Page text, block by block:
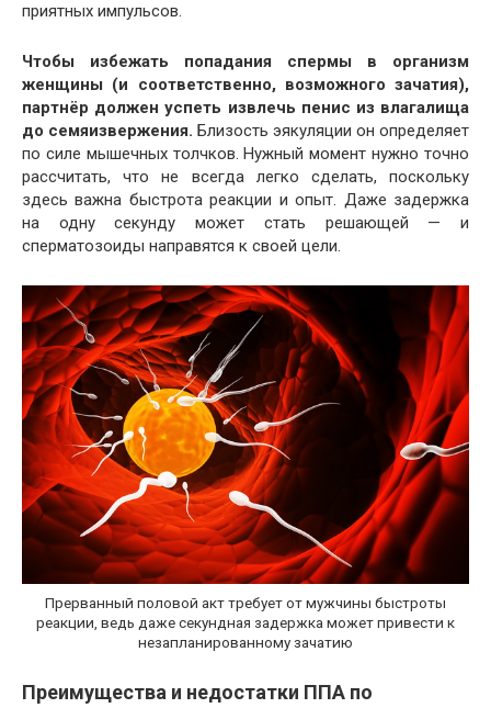
приятных импульсов.
Чтобы избежать попадания спермы в организм
женщины (и соответственно, возможного зачатия),
партнёр должен успеть извлечь пенис из влагалища
до семяизвержения. Близость эякуляции он определяет
по силе мышечных толчков. Нужный момент нужно точно
рассчитать, что не всегда легко сделать, поскольку
здесь важна быстрота реакции и опыт. Даже задержка
на одну секунду может стать решающей — и
сперматозоиды направятся к своей цели.
Прерванный половой акт требует от мужчины быстроты
реакции, ведь даже секундная задержка может привести к
незапланированному зачатию
Преимущества и недостатки ППА по